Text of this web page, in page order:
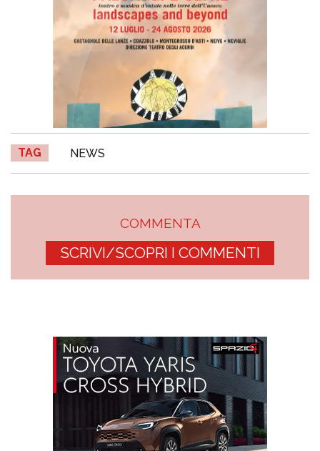
TAG NEWS
COMMENTA
SCRIVI/SCOPRI I COMMENTI